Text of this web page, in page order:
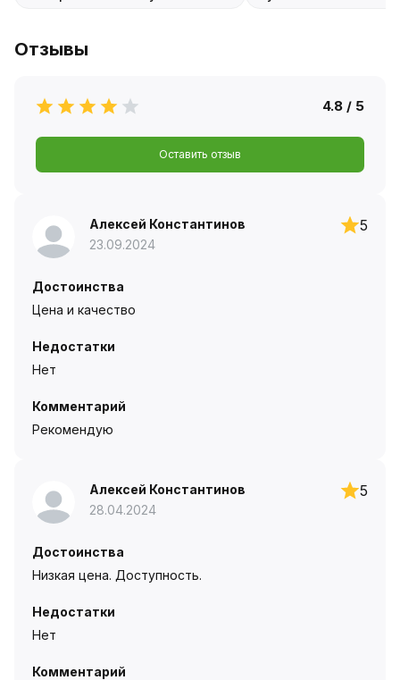
Отзывы
4.8 / 5
Оставить отзыв
Алексей Константинов
23.09.2024
5
Достоинства
Цена и качество
Недостатки
Нет
Комментарий
Рекомендую
Алексей Константинов
28.04.2024
5
Достоинства
Низкая цена. Доступность.
Недостатки
Нет
Комментарий